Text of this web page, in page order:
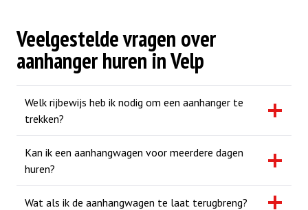
Veelgestelde vragen over
aanhanger huren in Velp
Welk rijbewijs heb ik nodig om een aanhanger te
trekken?
Kan ik een aanhangwagen voor meerdere dagen
huren?
Wat als ik de aanhangwagen te laat terugbreng?